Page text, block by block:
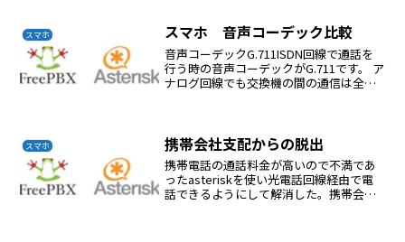
が翌日また点滅今度はルーターのサポー
トに連絡基本設定...
スマホ スマホ 音声コーデック比較
音声コーデックG.711ISDN回線で通話を
行う時の音声コーデックがG.711です。 ア
ナログ回線でも交換機の間の通信は全て
スマホ 携帯会社支配からの脱出
携帯電話の通話料金が高いので不満であ
ったasteriskを使い光電話回線経由で電
話できるようにして解消した。携帯会社